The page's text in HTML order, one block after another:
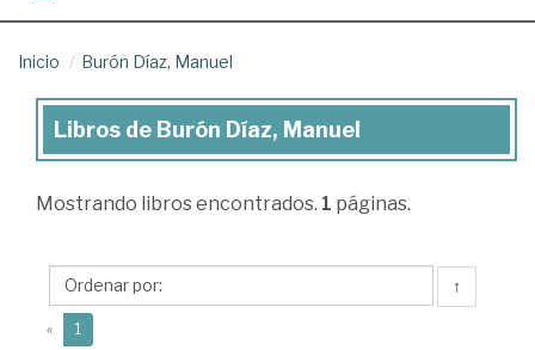
Inicio Burón Díaz, Manuel
Libros
Burón
Manuel
Libros de Burón Díaz, Manuel
Mostrando libros encontrados. 1 páginas.
↑
« 1